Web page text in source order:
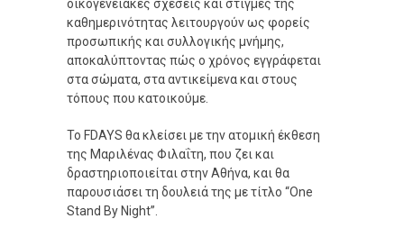
οικογενειακές σχέσεις και στιγμές της
καθημερινότητας λειτουργούν ως φορείς
προσωπικής και συλλογικής μνήμης,
αποκαλύπτοντας πώς ο χρόνος εγγράφεται
στα σώματα, στα αντικείμενα και στους
τόπους που κατοικούμε.
Το FDAYS θα κλείσει με την ατομική έκθεση
της Μαριλένας Φιλαΐτη, που ζει και
δραστηριοποιείται στην Αθήνα, και θα
παρουσιάσει τη δουλειά της με τίτλο “One
Stand By Night”.